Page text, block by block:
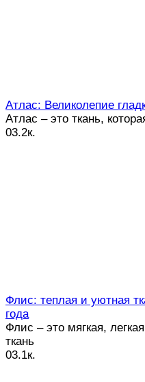
Атлас: Великолепие
Атлас – это ткань,
03.2к.
Флис: теплая и уютная
года
Флис – это мягкая,
ткань
03.1к.